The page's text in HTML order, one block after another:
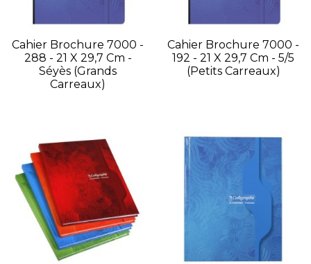
Cahier Brochure 7000 -
288 - 21 X 29,7 Cm -
Séyès (grands
Carreaux)
Cahier Brochure 7000 -
192 - 21 X 29,7 Cm - 5/5
(petits Carreaux)